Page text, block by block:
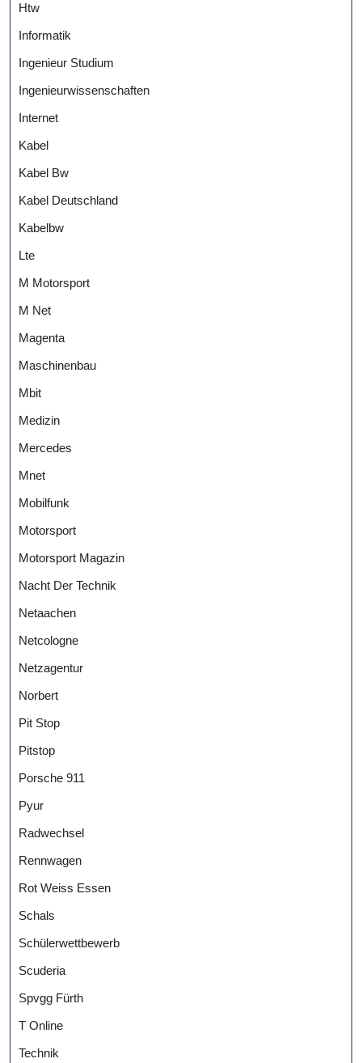
Htw
Informatik
Ingenieur Studium
Ingenieurwissenschaften
Internet
Kabel
Kabel Bw
Kabel Deutschland
Kabelbw
Lte
M Motorsport
M Net
Magenta
Maschinenbau
Mbit
Medizin
Mercedes
Mnet
Mobilfunk
Motorsport
Motorsport Magazin
Nacht Der Technik
Netaachen
Netcologne
Netzagentur
Norbert
Pit Stop
Pitstop
Porsche 911
Pyur
Radwechsel
Rennwagen
Rot Weiss Essen
Schals
Schülerwettbewerb
Scuderia
Spvgg Fürth
T Online
Technik